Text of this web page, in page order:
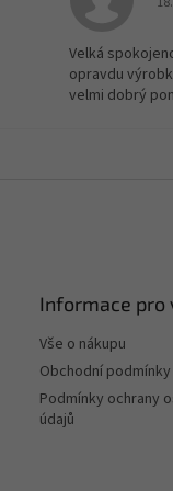
Velká
opravdu
velmi dobrý
Informace pro
Vše o nákupu
Obchodní podmínky
Podmínky ochrany
údajů